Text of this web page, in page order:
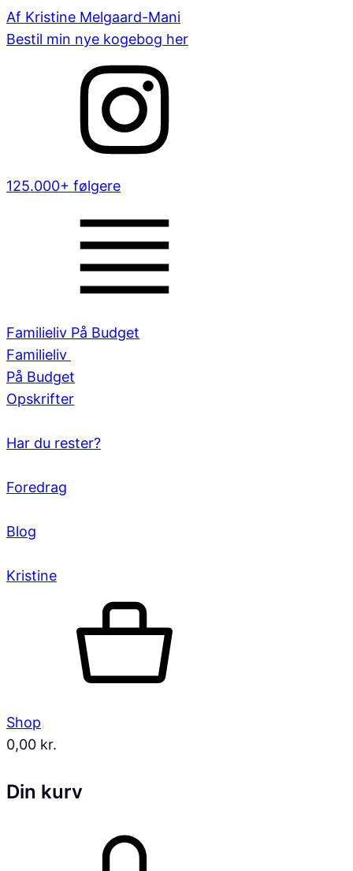
Af Kristine Melgaard-Mani
Bestil min nye kogebog her
125.000+ følgere
Familieliv På Budget
Familieliv
På Budget
Opskrifter
Har du rester?
Foredrag
Blog
Kristine
Shop
0,00 kr.
Din kurv